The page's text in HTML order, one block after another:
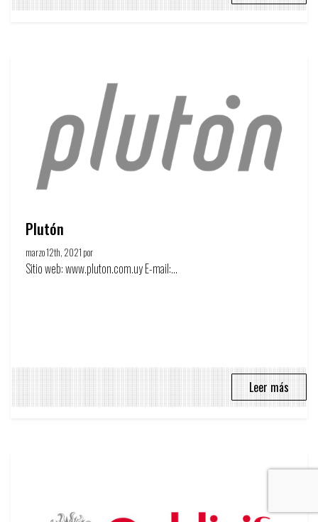
Plutón
marzo 12th, 2021 por
Sitio web: www.pluton.com.uy E-mail:...
Leer más